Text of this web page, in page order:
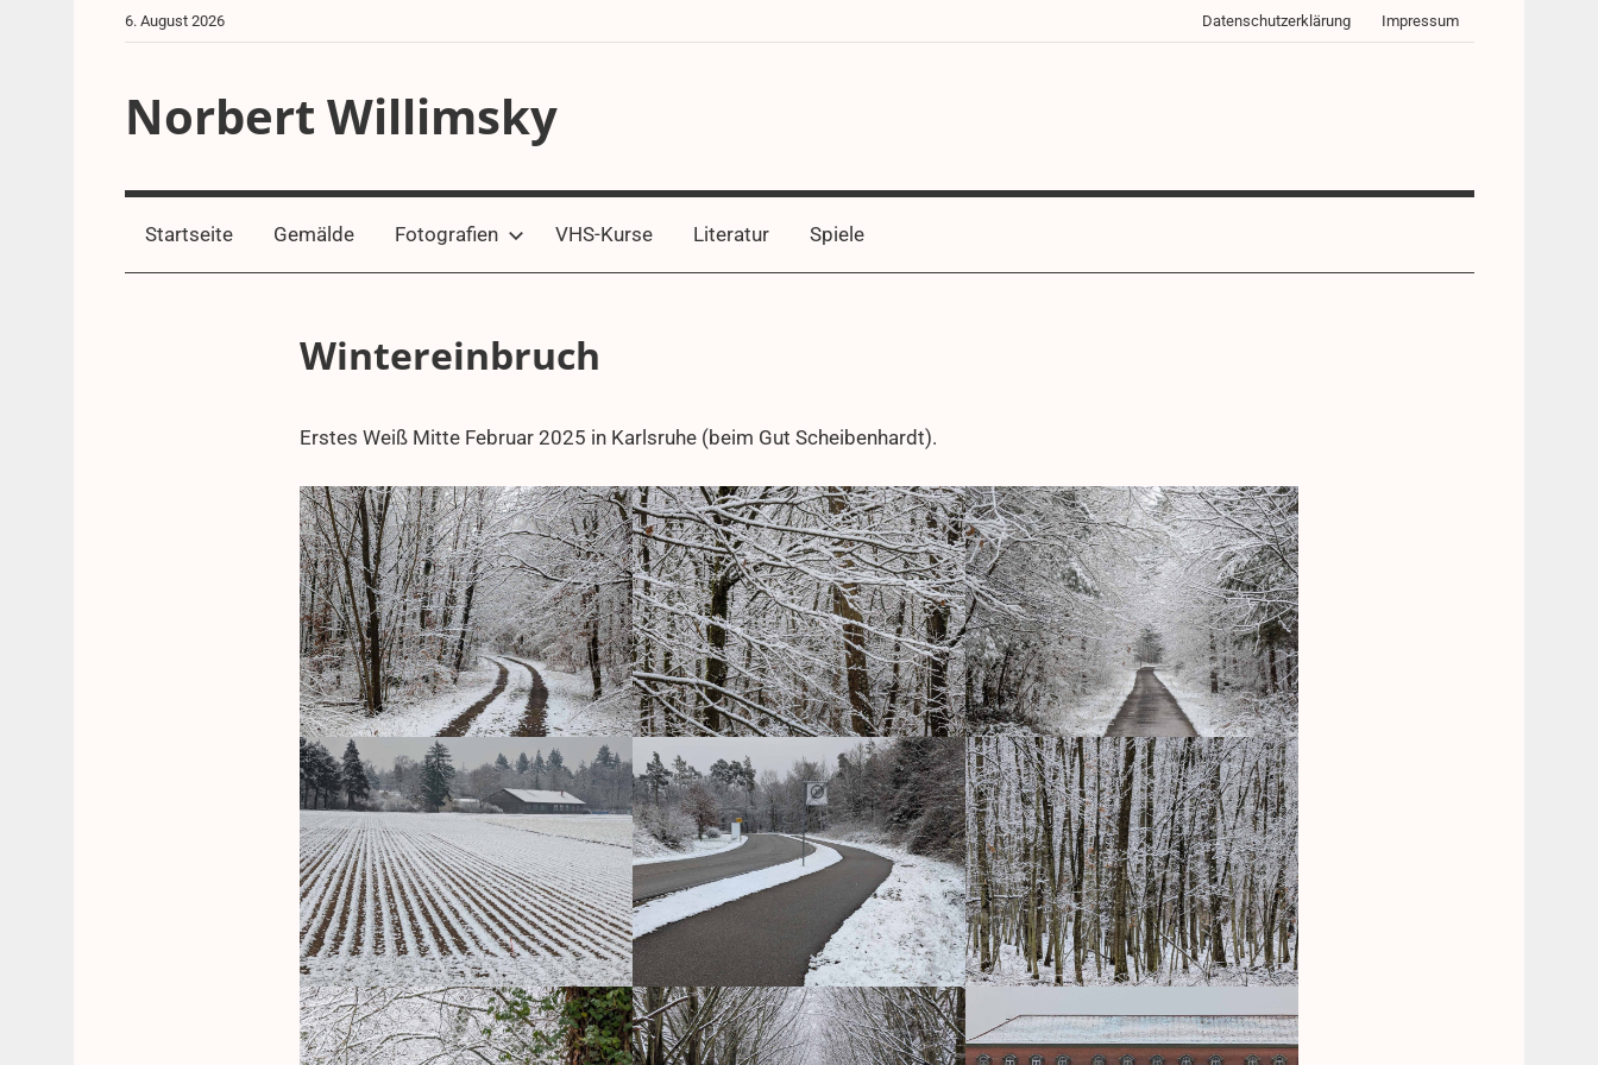
6. August 2026 Datenschutzerklärung Impressum
Norbert Willimsky
Startseite Gemälde Fotografien VHS-Kurse Literatur Spiele
Wintereinbruch
16.
2025
aeffle63
Region
Erstes Weiß Mitte Februar 2025 in Karlsruhe (beim Gut Scheibenhardt).